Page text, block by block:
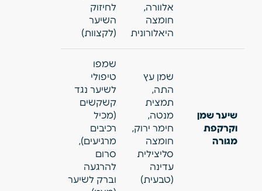
אלוורה,
חומצה
היאלורונית
לחיזוק
השיער
(לקצוות)
שיער שמן
וקרקפת
מגורה
שמן עץ
התה,
תמצית
מנטה,
חימר ירוק,
חומצה
סליצילית
עדינה
(טבעית)
שמפו
טיפולי
לשיער נגד
קשקשים
(מכיל
רכיבים
מרגיעים),
סרום
להרגעה
וברק לשיער